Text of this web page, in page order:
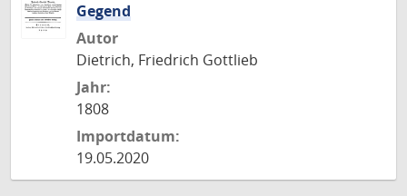
Gegend
Autor
Dietrich, Friedrich Gottlieb
Jahr:
1808
Importdatum:
19.05.2020